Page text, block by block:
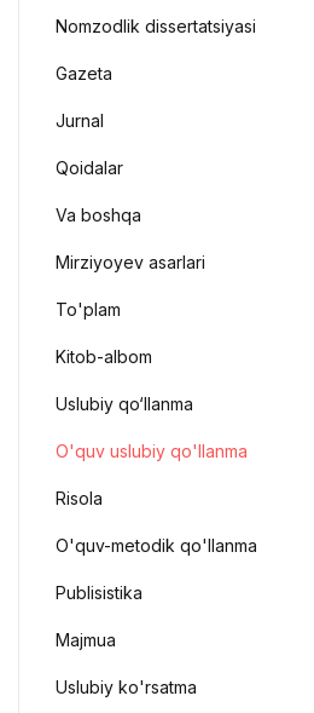
Nomzodlik dissertatsiyasi
Gazeta
Jurnal
Qoidalar
Va boshqa
Mirziyoyev asarlari
To'plam
Kitob-albom
Uslubiy qo‘llanma
O'quv uslubiy qo'llanma
Risola
O'quv-metodik qo'llanma
Publisistika
Majmua
Uslubiy ko'rsatma